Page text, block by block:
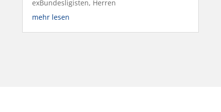
exBundesligisten, Herren
mehr lesen